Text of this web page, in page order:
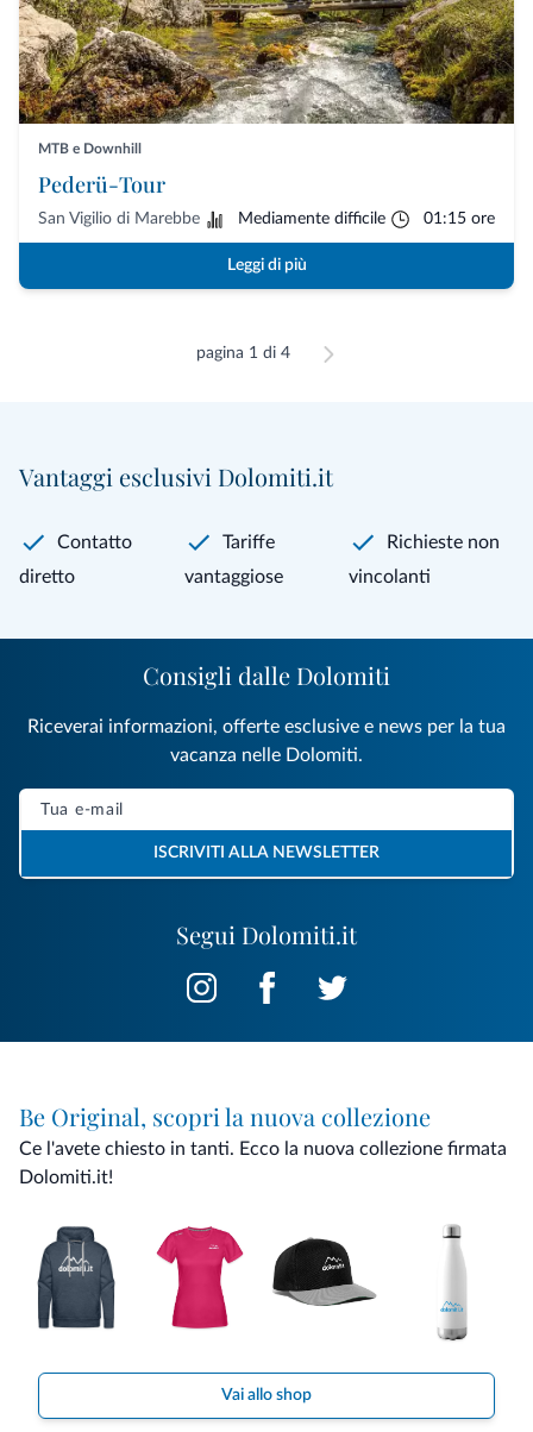
MTB e Downhill
Pederü-Tour
San Vigilio di Marebbe Mediamente difficile 01:15 ore
Leggi di più
pagina 1 di 4
Vantaggi esclusivi Dolomiti.it
Contatto
diretto
Tariffe
vantaggiose
Richieste non
vincolanti
Segui Dolomiti.it
Consigli dalle Dolomiti
Riceverai informazioni, offerte esclusive e news per la tua
vacanza nelle Dolomiti.
ISCRIVITI ALLA NEWSLETTER
Be Original, scopri la nuova collezione
Ce l'avete chiesto in tanti. Ecco la nuova collezione firmata
Dolomiti.it!
Vai allo shop